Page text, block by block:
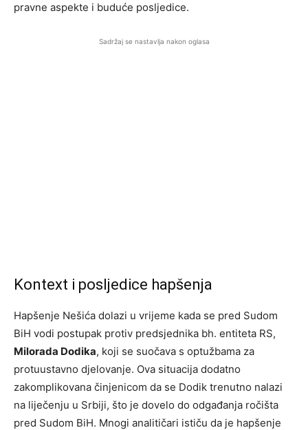
pravne aspekte i buduće posljedice.
Sadržaj se nastavlja nakon oglasa
Kontext i posljedice hapšenja
Hapšenje Nešića dolazi u vrijeme kada se pred Sudom
BiH vodi postupak protiv predsjednika bh. entiteta RS,
Milorada Dodika, koji se suočava s optužbama za
protuustavno djelovanje. Ova situacija dodatno
zakomplikovana činjenicom da se Dodik trenutno nalazi
na liječenju u Srbiji, što je dovelo do odgađanja ročišta
pred Sudom BiH. Mnogi analitičari ističu da je hapšenje